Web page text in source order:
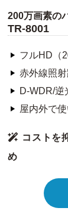
200万画素の
TR-8001
フルHD（
赤外線照
D-WDR/逆
屋内外で
コストを
め